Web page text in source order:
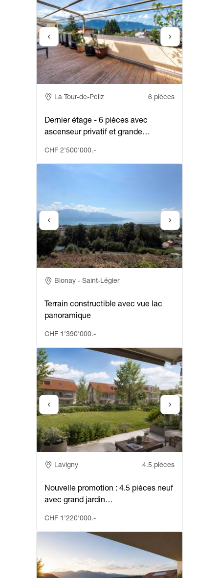
Adresse
La Tour-de-Peilz 6 pièces
Dernier étage - 6 pièces avec
ascenseur privatif et grande…
CHF 2'500'000.-
Adresse
Blonay - Saint-Légier
Terrain constructible avec vue lac
panoramique
CHF 1'390'000.-
Adresse
Lavigny 4.5 pièces
Nouvelle promotion : 4.5 pièces neuf
avec grand jardin…
CHF 1'220'000.-